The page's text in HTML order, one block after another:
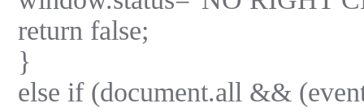
return false;
}
else if (document.all &&